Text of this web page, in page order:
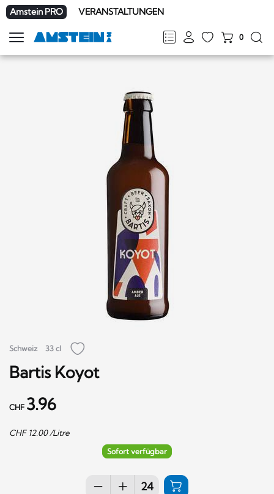
Amstein PRO VERANSTALTUNGEN
FRDEENIT
0
Navigation
zeigen
Schweiz 33 cl
Bartis Koyot
CHF 3.96
CHF 12.00/Litre
Sofort verfügbar